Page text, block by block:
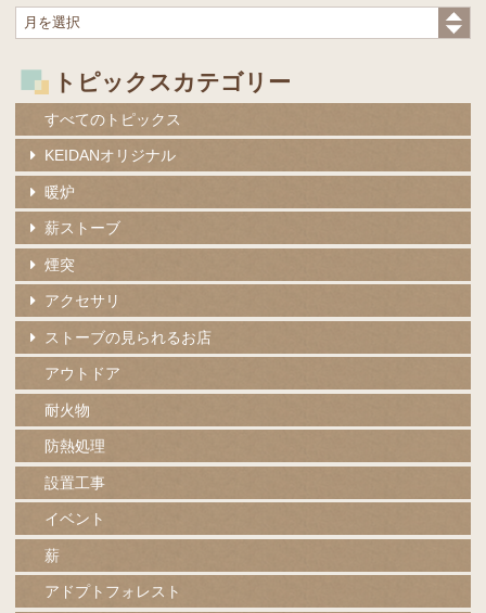
トピックスカテゴリー
すべてのトピックス
KEIDANオリジナル
暖炉
薪ストーブ
煙突
アクセサリ
ストーブの見られるお店
アウトドア
耐火物
防熱処理
設置工事
イベント
薪
アドプトフォレスト